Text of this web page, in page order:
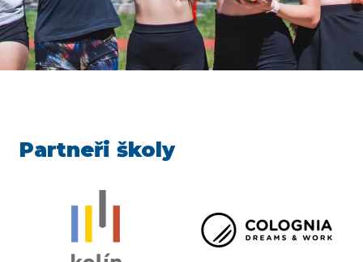
Partneři školy